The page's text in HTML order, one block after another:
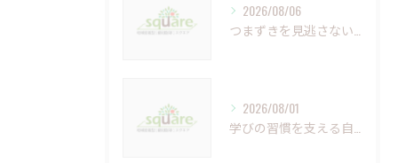
2026/08/06
2026/08/01